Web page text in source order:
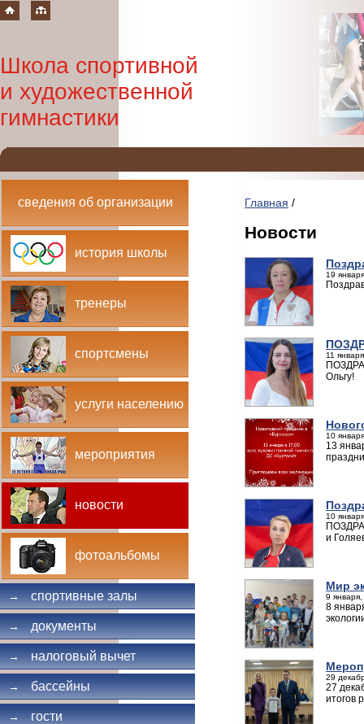
Школа спортивной
и художественной
гимнастики
сведения об организации
история школы
тренеры
спортсмены
услуги населению
мероприятия
новости
фотоальбомы
→ спортивные залы
→ документы
→ налоговый вычет
→ бассейны
→ гости
Главная /
Новости
19
11
Ольгу!
10
13
10
и
Мир
9
8
29
27
итогов